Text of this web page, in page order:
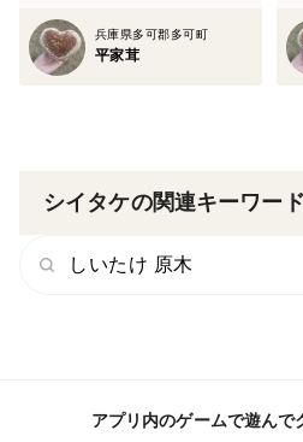
兵庫県多可郡多可町
平家茸
シイタケの関連キーワード
しいたけ 原木
アプリ内のゲームで遊んで